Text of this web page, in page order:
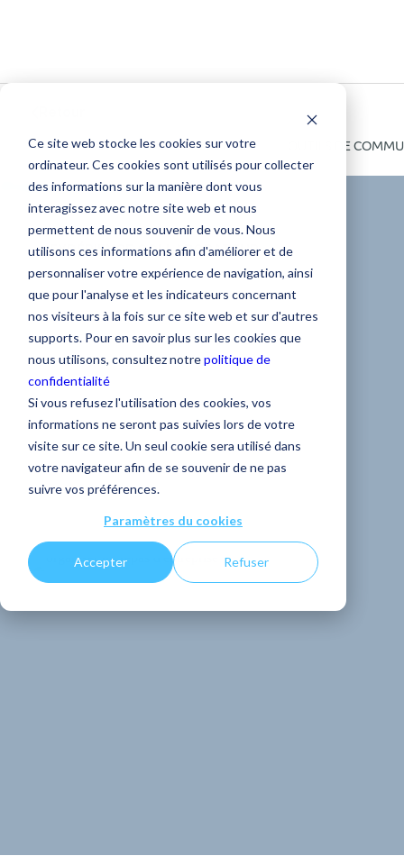
Ce site web stocke les cookies sur votre
ordinateur. Ces cookies sont utilisés pour collecter
des informations sur la manière dont vous
interagissez avec notre site web et nous
permettent de nous souvenir de vous. Nous
utilisons ces informations afin d'améliorer et de
personnaliser votre expérience de navigation, ainsi
que pour l'analyse et les indicateurs concernant
nos visiteurs à la fois sur ce site web et sur d'autres
supports. Pour en savoir plus sur les cookies que
nous utilisons, consultez notrepolitique de
confidentialité
Si vous refusez l'utilisation des cookies, vos
informations ne seront pas suivies lors de votre
visite sur ce site. Un seul cookie sera utilisé dans
votre navigateur afin de se souvenir de ne pas
suivre vos préférences.
Paramètres du cookies
Accepter Refuser
TOUS
COMMUNICATION INTERNE OUTILS DE
EXPÉRIENCE COLLABORATEUR
Comment
organiser un
repas pour fédérer
vos équipes ?